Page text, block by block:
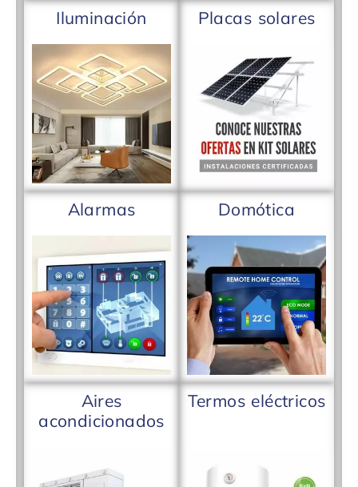
Iluminación Placas solares
Alarmas Domótica
Aires
acondicionados
Termos eléctricos